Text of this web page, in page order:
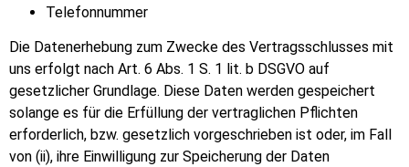
Telefonnummer
Die Datenerhebung zum Zwecke des Vertragsschlusses mit
uns erfolgt nach Art. 6 Abs. 1 S. 1 lit. b DSGVO auf
gesetzlicher Grundlage. Diese Daten werden gespeichert
solange es für die Erfüllung der vertraglichen Pflichten
erforderlich, bzw. gesetzlich vorgeschrieben ist oder, im Fall
von (ii), ihre Einwilligung zur Speicherung der Daten